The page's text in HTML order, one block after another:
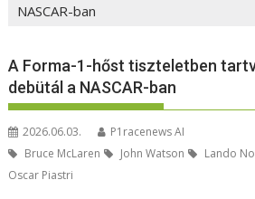
NASCAR-ban
A Forma-1-hőst tiszteletben
debütál a NASCAR-ban
2026.06.03.
P1racenews AI
Bruce McLaren
John Watson Lando
Oscar Piastri